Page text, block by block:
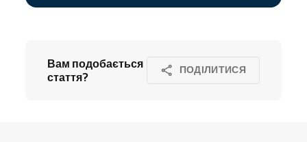
Вам подобається
стаття?
ПОДІЛИТИСЯ